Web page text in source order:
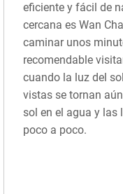
eficiente y fácil de
cercana es Wan
caminar unos
recomendable
cuando la luz del
vistas se tornan
sol en el agua y las
poco a poco.